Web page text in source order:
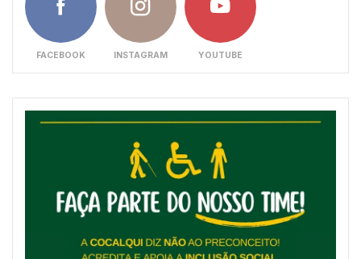
FACEBOOK INSTAGRAM YOUTUBE